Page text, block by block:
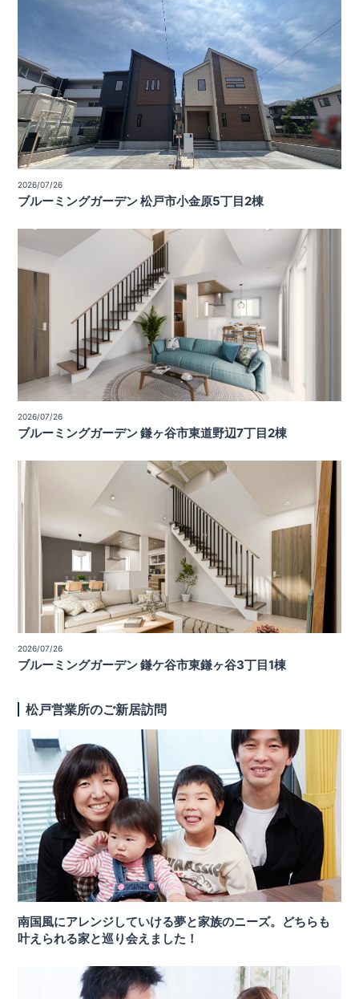
2026/07/26
ブルーミングガーデン 松戸市小金原5丁目2棟
2026/07/26
ブルーミングガーデン 鎌ヶ谷市東道野辺7丁目2棟
2026/07/26
ブルーミングガーデン 鎌ケ谷市東鎌ヶ谷3丁目1棟
松戸営業所のご新居訪問
南国風にアレンジしていける夢と家族のニーズ。どちらも
叶えられる家と巡り会えました！